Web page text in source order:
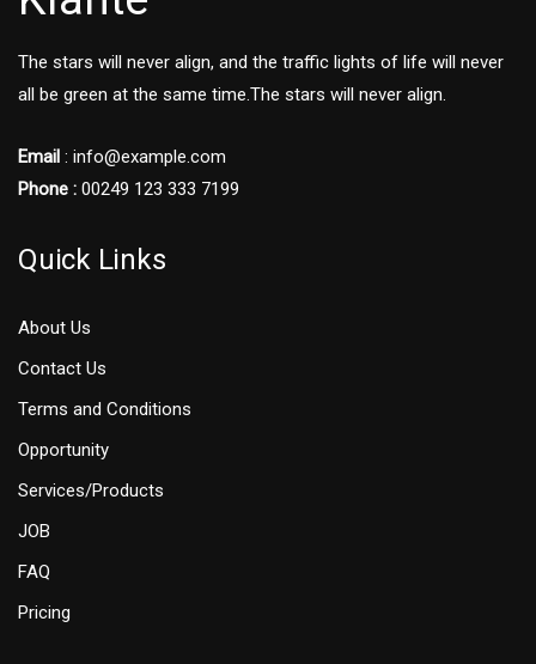
The stars will never align, and the traffic lights of life will never
all be green at the same time.The stars will never align.
Email : info@example.com
Phone : 00249 123 333 7199
Quick Links
About Us
Contact Us
Terms and Conditions
Opportunity
Services/Products
JOB
FAQ
Pricing